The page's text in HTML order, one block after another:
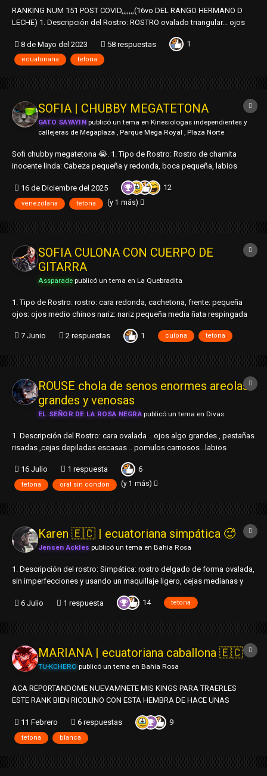
RANKING NUM 151 POST COVID,,,,,,,(16vo DEL RANGO HERMANO D
LECHE) 1. Descripción del Rostro: ROSTRO ovalado triangular... ojos
ligerisima silla de montar..... si no saben el termino ...busquen....
cabello negro semila...
8 de Mayo del 2023 58 respuestas 1
ecuatoriana tetona
SOFIA | CHUBBY MEGATETONA
GATO SAYAYINpublicó un tema en Kinesiologas independientes y
callejeras de Megaplaza , Parque Mega Royal , Plaza Norte
Sofi chubby megatetona 😭. 1. Tipo de Rostro: Rostro de chamita
inocente linda: Cabeza pequeña y redonda, boca pequeña, labios
lacio largo, cejas delgadas delineadas. 2. Edad: Base 20. 3. Talla:
1.55....
16 de Diciembre del 2025 12
venezolana tetona (y 1 más)
SOFIA CULONA CON CUERPO DE
GITARRA
Assparade publicó un tema en La Quebradita
1. Tipo de Rostro: rostro: cara redonda, cachetona, frente: pequeña
ojos: ojos medio chinos nariz: nariz pequeña media ñata respingada
rímel labios: labios semi gruesos cabello: tiene el...
7 Junio 2 respuestas 1 culona tetona
ROUSE chola de senos enormes areolas
grandes y venosas
EL SEÑOR DE LA ROSA NEGRApublicó un tema en Divas
1. Descripción del Rostro: cara ovalada .. ojos algo grandes , pestañas
risadas ,cejas depiladas escasas .. pomulos carnosos ..labios
tetas .. tinte castaño semiondeado ..nariz pequeña 2. Edad: este año
cumple 28 3. T...
16 Julio 1 respuesta 6
tetona oral sin condon (y 1 más)
Karen 🇪🇨 | ecuatoriana simpática 🥵
Jensen Ackles publicó un tema enBahia Rosa
1. Descripción del rostro: Simpática: rostro delgado de forma ovalada,
sin imperfecciones y usando un maquillaje ligero, cejas medianas y
orejas medianas, nariz pequeña, así como perfilada, labios medianos
6 Julio 1 respuesta 14 tetona
MARIANA | ecuatoriana caballona 🇪🇨
TU-KCHERO publicó un tema en Bahia Rosa
ACA REPORTANDOME NUEVAMNETE MIS KINGS PARA TRAERLES
ESTE RANK BIEN RICOLINO CON ESTA HEMBRA DE HACE UNAS
PELUCHERA SALI AL BAR A RECARGAR LOS PORONGOS, LISTO CON
EL SOLDADO BIEN RECUPERADO ABORDE A ESTA KINE 1. Tipo de
11 Febrero 6 respuestas 9
tetona blanca